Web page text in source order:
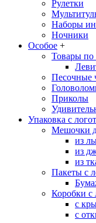
Рулетки
Наборы
Ночники
Особое +
Товары по
Песочные
Приколы
Упаковка с
Мешочки
из
из
из
Пакеты с
Коробки с
с
с